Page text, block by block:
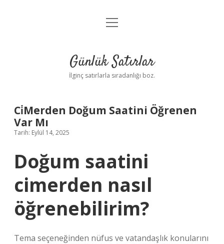
Anasayfa
Yasal Uyarı
menüyü
Günlük Satırlar
İlginç satırlarla sıradanlığı boz.
Ci̇Merden Doğum Saatini Öğrenen
Var Mı
Tarih: Eylül 14, 2025
Doğum saatini
cimerden nasıl
öğrenebilirim?
Tema seçeneğinden nüfus ve vatandaşlık konularını